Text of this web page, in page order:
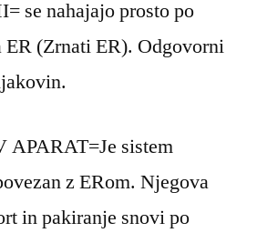
nahajajo prosto po
(Zrnati ER). Odgovorni
sistem
z ERom. Njegova
in pakiranje snovi po